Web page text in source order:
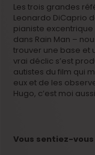
Les trois grandes
Leonardo DiCaprio
pianiste excentrique
dans Rain Man –
trouver une base et
vrai déclic s’est
autistes du film qui
eux et de les
Hugo, c’est moi
Vous sentiez-